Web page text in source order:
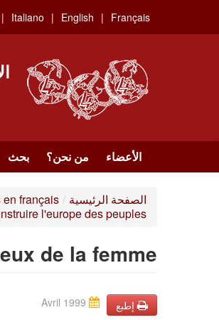
main
Français
English
Italiano
الأعضاء من نحن؟ بحث
الصفحة الرئيسية /
en français
l'europe des peuples
de la femme...
إطبع